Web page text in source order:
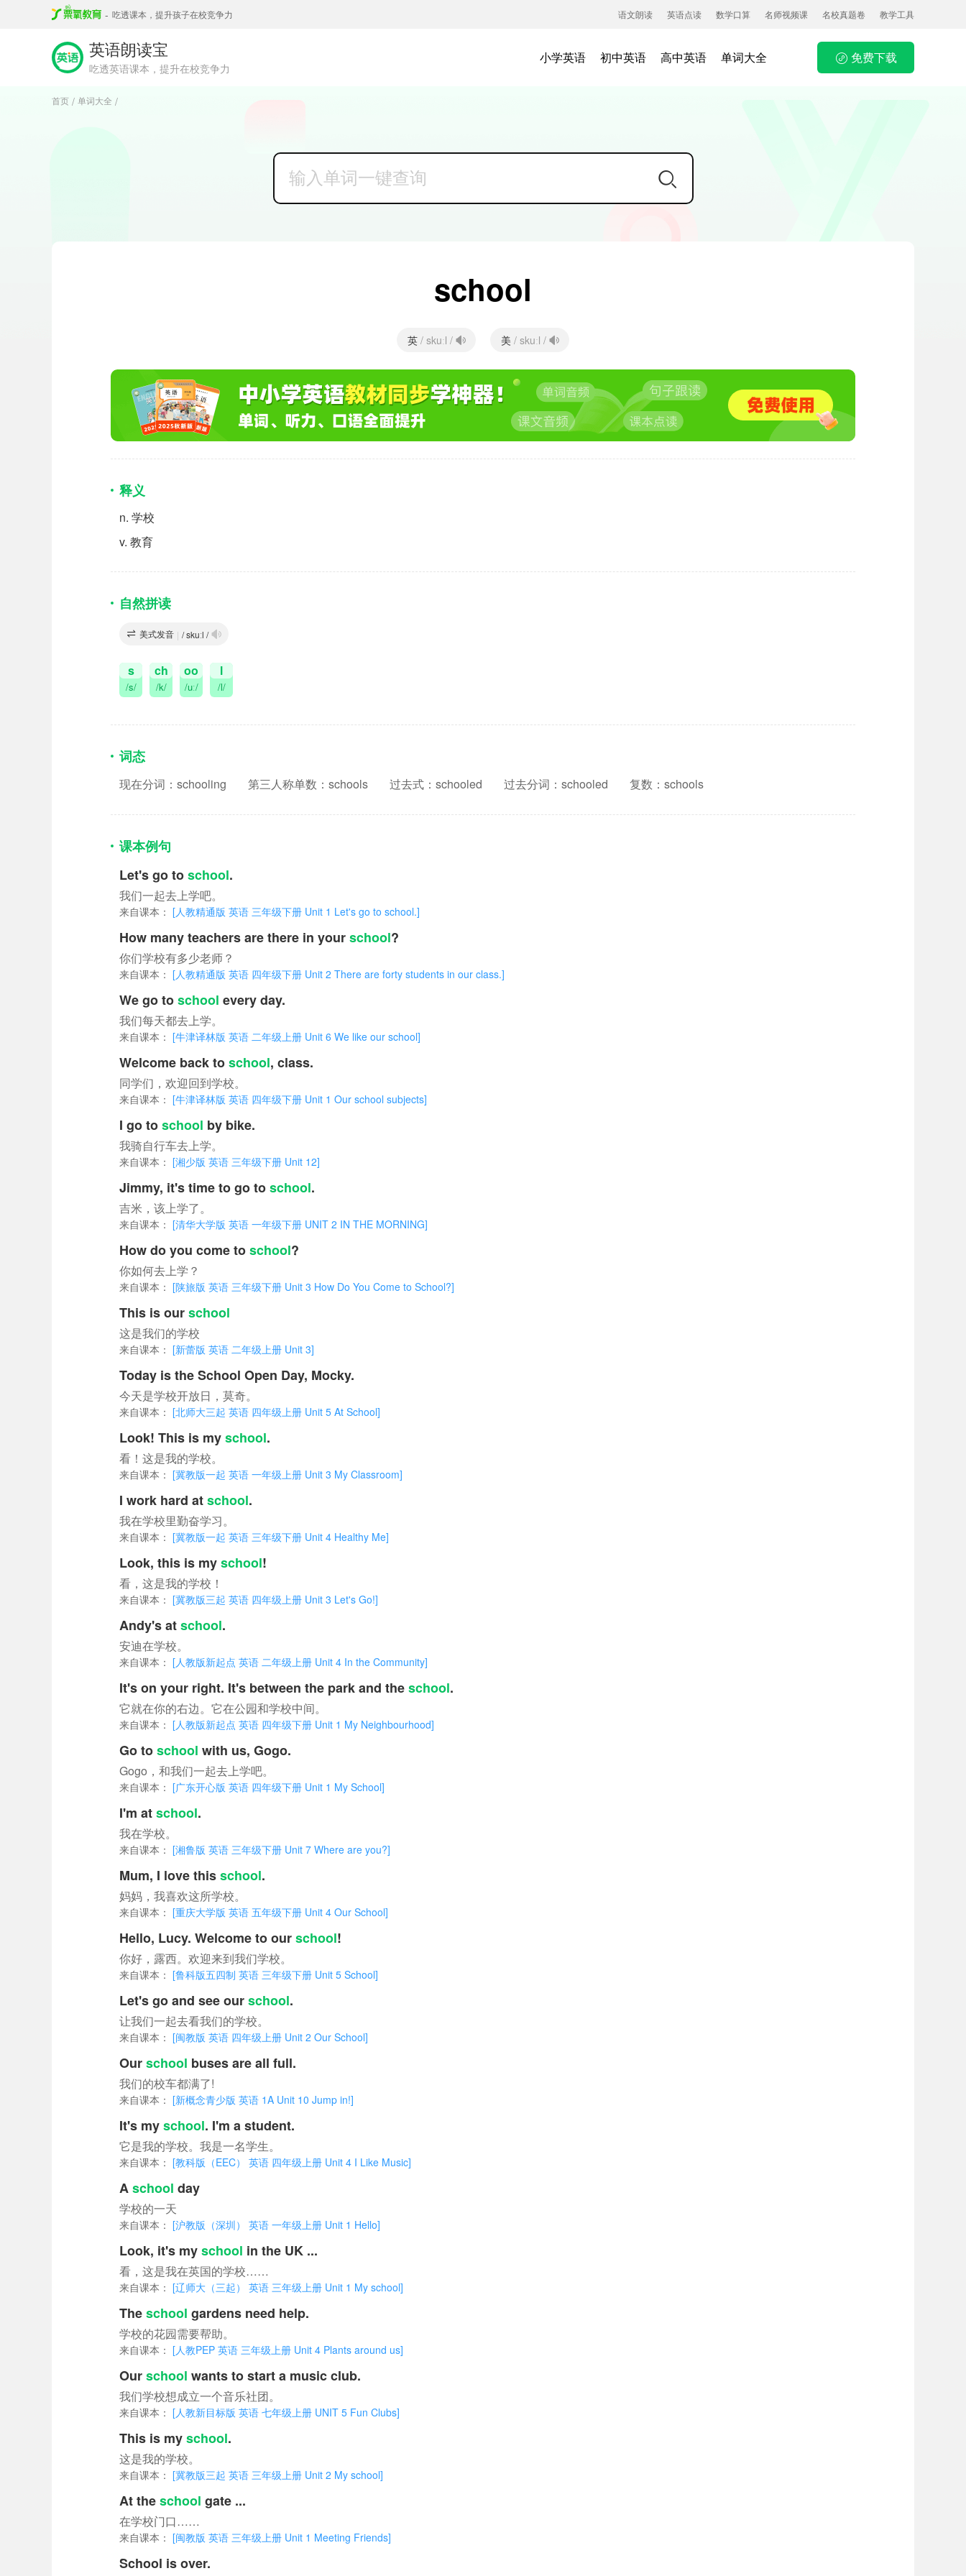
- 吃透课本，提升孩子在校竞争力 语文朗读 英语点读 数学口算 名师视频课 名校真题卷 教学工具
英语朗读宝
吃透英语课本，提升在校竞争力
小学英语 初中英语 高中英语 单词大全 免费下载
首页 / 单词大全 /
school
英 / skuːl / 美 / skuːl /
释义
n. 学校
v. 教育
自然拼读
美式发音 | / skuːl /
s
/s/
ch
/k/
oo
/uː/
l
/l/
词态
现在分词：schooling 第三人称单数：schools 过去式：schooled 过去分词：schooled 复数：schools
课本例句
Let's go toschool.
我们一起去上学吧。
来自课本： [人教精通版 英语 三年级下册 Unit 1 Let's go to school.]
How many teachers are there in yourschool?
你们学校有多少老师？
来自课本： [人教精通版 英语 四年级下册 Unit 2 There are forty students in our class.]
We go toschool every day.
我们每天都去上学。
来自课本： [牛津译林版 英语 二年级上册 Unit 6 We like our school]
Welcome back toschool, class.
同学们，欢迎回到学校。
来自课本： [牛津译林版 英语 四年级下册 Unit 1 Our school subjects]
I go toschool by bike.
我骑自行车去上学。
来自课本： [湘少版 英语 三年级下册 Unit 12]
Jimmy, it's time to go toschool.
吉米，该上学了。
来自课本： [清华大学版 英语 一年级下册 UNIT 2 IN THE MORNING]
How do you come toschool?
你如何去上学？
来自课本： [陕旅版 英语 三年级下册 Unit 3 How Do You Come to School?]
This is ourschool
这是我们的学校
来自课本： [新蕾版 英语 二年级上册 Unit 3]
Today is the School Open Day, Mocky.
今天是学校开放日，莫奇。
来自课本： [北师大三起 英语 四年级上册 Unit 5 At School]
Look! This is myschool.
看！这是我的学校。
来自课本： [冀教版一起 英语 一年级上册 Unit 3 My Classroom]
I work hard atschool.
我在学校里勤奋学习。
来自课本： [冀教版一起 英语 三年级下册 Unit 4 Healthy Me]
Look, this is myschool!
看，这是我的学校！
来自课本： [冀教版三起 英语 四年级上册 Unit 3 Let's Go!]
Andy's atschool.
安迪在学校。
来自课本： [人教版新起点 英语 二年级上册 Unit 4 In the Community]
It's on your right. It's between the park and theschool.
它就在你的右边。它在公园和学校中间。
来自课本： [人教版新起点 英语 四年级下册 Unit 1 My Neighbourhood]
Go toschool with us, Gogo.
Gogo，和我们一起去上学吧。
来自课本： [广东开心版 英语 四年级下册 Unit 1 My School]
I'm atschool.
我在学校。
来自课本： [湘鲁版 英语 三年级下册 Unit 7 Where are you?]
Mum, I love thisschool.
妈妈，我喜欢这所学校。
来自课本： [重庆大学版 英语 五年级下册 Unit 4 Our School]
Hello, Lucy. Welcome to ourschool!
你好，露西。欢迎来到我们学校。
来自课本： [鲁科版五四制 英语 三年级下册 Unit 5 School]
Let's go and see ourschool.
让我们一起去看我们的学校。
来自课本： [闽教版 英语 四年级上册 Unit 2 Our School]
Ourschool buses are all full.
我们的校车都满了!
来自课本： [新概念青少版 英语 1A Unit 10 Jump in!]
It's myschool. I'm a student.
它是我的学校。我是一名学生。
来自课本： [教科版（EEC） 英语 四年级上册 Unit 4 I Like Music]
Aschool day
学校的一天
来自课本： [沪教版（深圳） 英语 一年级上册 Unit 1 Hello]
Look, it's myschool in the UK ...
看，这是我在英国的学校……
来自课本： [辽师大（三起） 英语 三年级上册 Unit 1 My school]
Theschool gardens need help.
学校的花园需要帮助。
来自课本： [人教PEP 英语 三年级上册 Unit 4 Plants around us]
Ourschool wants to start a music club.
我们学校想成立一个音乐社团。
来自课本： [人教新目标版 英语 七年级上册 UNIT 5 Fun Clubs]
This is myschool.
这是我的学校。
来自课本： [冀教版三起 英语 三年级上册 Unit 2 My school]
At theschool gate ...
在学校门口……
来自课本： [闽教版 英语 三年级上册 Unit 1 Meeting Friends]
School is over.